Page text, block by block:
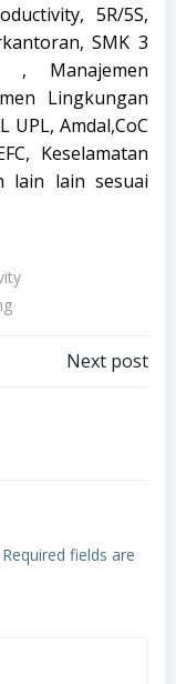
5R/5S,
SMK 3
, Manajemen
Lingkungan
UPL, Amdal,CoC
Keselamatan
lain lain sesuai
Next post
Required fields are